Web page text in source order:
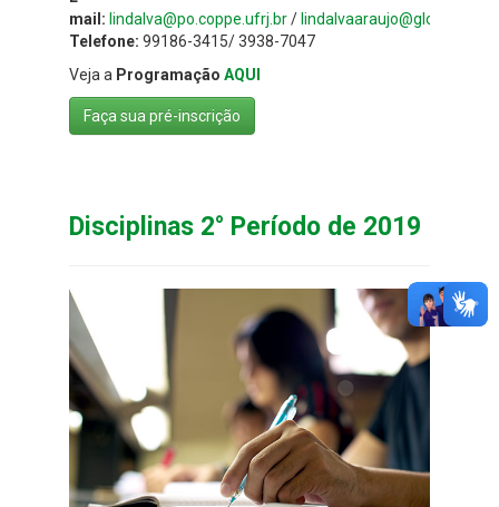
mail: lindalva@po.coppe.ufrj.br/ lindalvaaraujo@globo.com
Telefone: 99186-3415/ 3938-7047
Veja a Programação AQUI
Faça sua pré-inscrição
Disciplinas 2° Período de 2019